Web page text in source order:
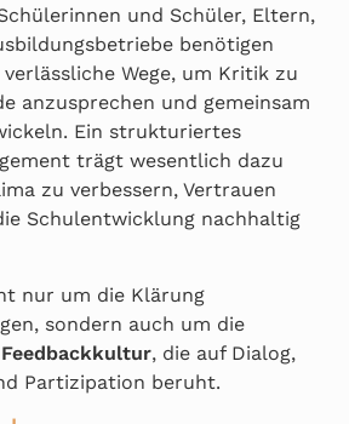
und Schüler, Eltern,
benötigen
Wege, um Kritik zu
anzusprechen und gemeinsam
Ein strukturiertes
trägt wesentlich dazu
zu verbessern, Vertrauen
Schulentwicklung nachhaltig
nur um die Klärung
sondern auch um die
Feedbackkultur, die auf Dialog,
Partizipation beruht.